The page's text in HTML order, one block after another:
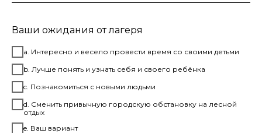
Ваши ожидания от лагеря
а. Интересно и весело провести время со своими детьми
b. Лучше понять и узнать себя и своего ребёнка
c. Познакомиться с новыми людьми
d. Сменить привычную городскую обстановку на лесной
отдых
e. Ваш вариант